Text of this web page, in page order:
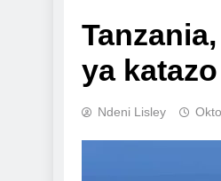
ya
Ndeni Lisley